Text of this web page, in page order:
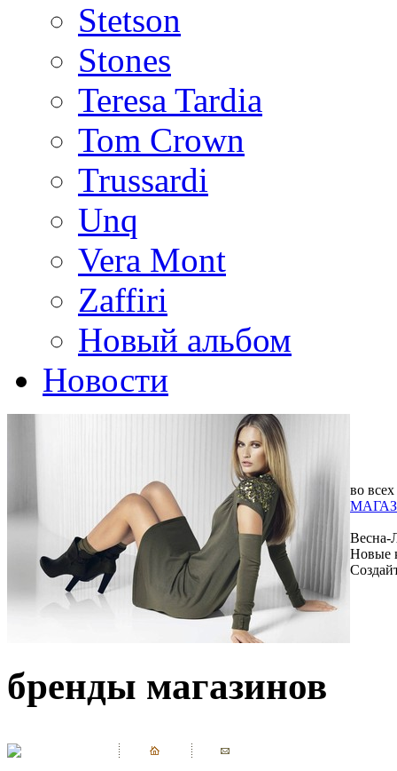
Stetson
Stones
Teresa Tardia
Tom Crown
Trussardi
Unq
Vera Mont
Zaffiri
Новый альбом
Новости
во всех
Весна-
Новые
бренды магазинов